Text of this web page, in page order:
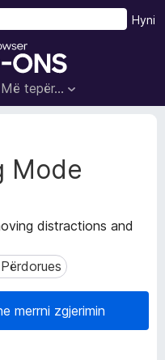
Më tepër…
Hyni
Mode
distractions and
merrni zgjerimin